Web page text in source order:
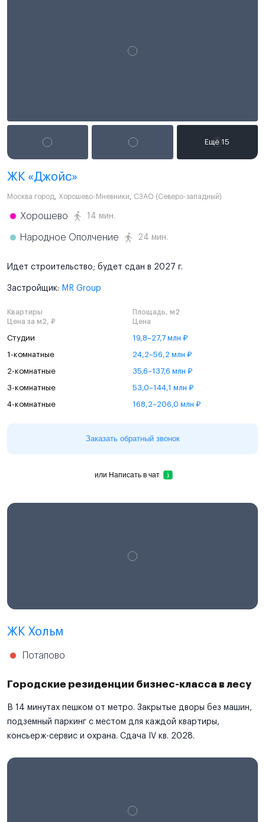
ЖК «Джойс»
Москва город, Хорошево-Мневники, СЗАО (Северо-западный)
Хорошево 14 мин.
Народное Ополчение 24 мин.
Идет строительство; будет сдан в 2027 г.
Застройщик: MR Group
Квартиры
Площадь, м2
Цена за м2, ₽
Цена
Студии 19,8–27,7 млн ₽
1-комнатные 24,2–56,2 млн ₽
2-комнатные 35,6–137,6 млн ₽
3-комнатные 53,0–144,1 млн ₽
4-комнатные 168,2–206,0 млн ₽
Заказать обратный звонок
или Написать в чат
ЖК Хольм
Потапово
Городские резиденции бизнес-класса в лесу
В 14 минутах пешком от метро. Закрытые дворы без машин,
подземный паркинг с местом для каждой квартиры,
консьерж-сервис и охрана. Сдача IV кв. 2028.